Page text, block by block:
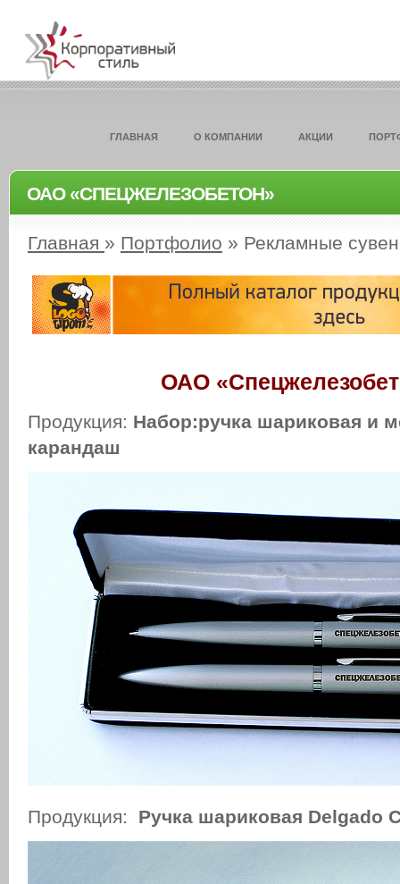
ГЛАВНАЯ О КОМПАНИИ АКЦИИ
ОАО «СПЕЦЖЕЛЕЗОБЕТОН»
Главная » Портфолио » Рекламные
ОАО
Продукция: Набор:ручка шариковая и
карандаш
Продукция: Ручка шариковая Delgado